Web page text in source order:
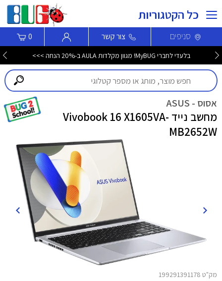
כל הקטגוריות
סניפים צור קשר 0
בלעדי לחברי MyBUG! מגוון מקלדות AULA ב-20% הנחה >>>
אסוס - ASUS
מחשב נייד Vivobook 16 X1605VA-
MB2652W
מק"ט 199291391178